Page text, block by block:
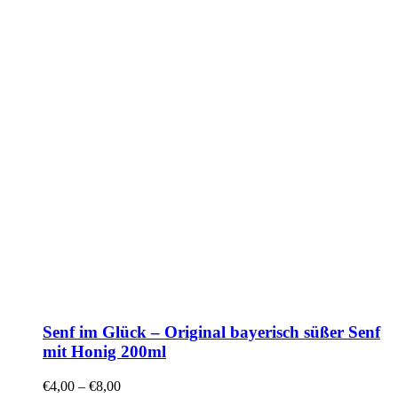
Senf im Glück – Original bayerisch süßer Senf
mit Honig 200ml
€4,00 – €8,00